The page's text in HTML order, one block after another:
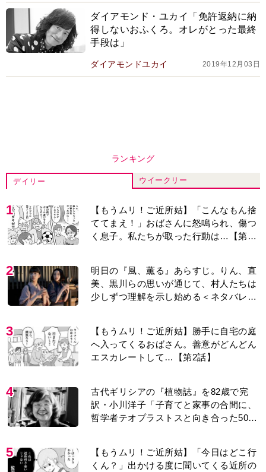
ダイアモンド・ユカイ「免許返納に納
得しないおふくろ。オレがとった最終
手段は」
ダイアモンドユカイ 2019年12月03日
ランキング
デイリー ウイークリー
1
【もうムリ！ご近所姑】「こんなもん捨
ててまえ！」おばさんに怒鳴られ、傷つ
く息子。私たちが取った行動は…【第3
2
明日の『風、薫る』あらすじ。りん、直
美、黒川らの思いが通じて、村人たちは
少しずつ理解を示し始める＜ネタバレあ
3
【もうムリ！ご近所姑】勝手に自宅の庭
へ入ってくるおばさん。善意がどんどん
エスカレートして…【第2話】
4
古代ギリシアの『植物誌』を82歳で完
訳・小川洋子「子育てと家事の合間に、
哲学者テオプラストスと向き合った50
5
【もうムリ！ご近所姑】「今日はどこ行
くん？」出かける度に聞いてくる近所の